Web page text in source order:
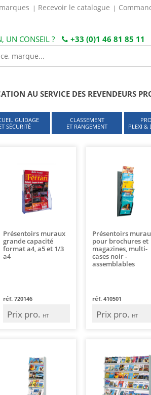
Recevoir le catalogue
UN CONSEIL ? +33 (0)1 46 81 85 11
AU SERVICE DES REVENDEURS
GUIDAGE
SÉCURITÉ
CLASSEMENT
ET RANGEMENT
PLEXI &
Présentoirs muraux
grande capacité
format a4, a5 et 1/3
a4
réf. 720146
Prix pro. HT
Présentoirs
pour brochures et
magazines, multi-
cases noir -
assemblables
réf. 410501
Prix pro. HT